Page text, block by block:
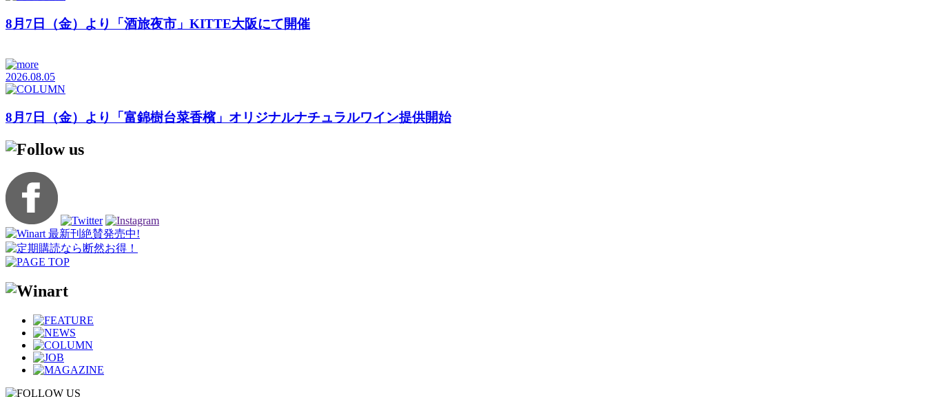
8月7日（金）より「酒旅夜市」KITTE大阪にて開催
2026.08.05
8月7日（金）より「富錦樹台菜香檳」オリジナルナチュラルワイン提供開始